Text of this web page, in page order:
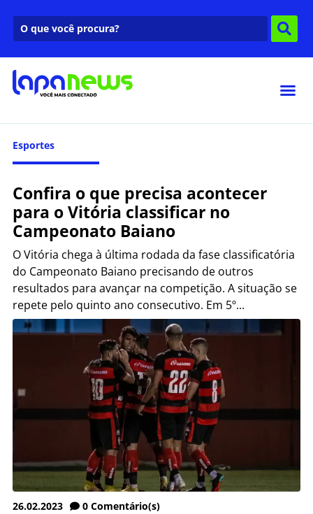
Esportes
Confira o que precisa acontecer
para o Vitória classificar no
Campeonato Baiano
O Vitória chega à última rodada da fase classificatória
do Campeonato Baiano precisando de outros
resultados para avançar na competição. A situação se
repete pelo quinto ano consecutivo. Em 5º...
26.02.2023 0 Comentário(s)